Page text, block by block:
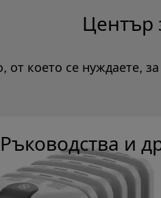
Център
от което се нуждаете,
Ръководства и